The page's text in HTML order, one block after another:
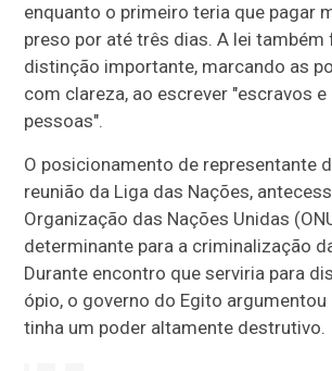
enquanto o primeiro teria que pagar
preso por até três dias. A lei também
distinção importante, marcando as
com clareza, ao escrever "escravos e
pessoas".
O posicionamento de representante
reunião da Liga das Nações,
Organização das Nações Unidas
determinante para a criminalização
Durante encontro que serviria para
ópio, o governo do Egito argumentou
tinha um poder altamente destrutivo.